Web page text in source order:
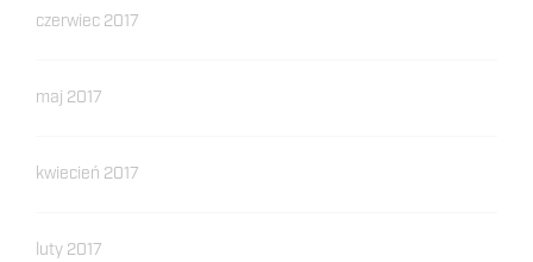
czerwiec 2017
maj 2017
kwiecień 2017
luty 2017